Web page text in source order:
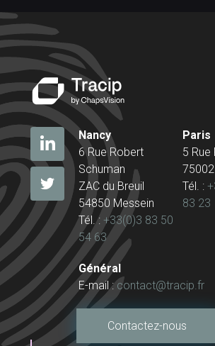
Nancy
6 Rue Robert
Schuman
ZAC du Breuil
54850 Messein
Tél. : +33(0)3 83 50
54 63
Paris
5 Rue
Tél. :
83 23
Général
E-mail :contact@tracip.fr
Contactez-nous